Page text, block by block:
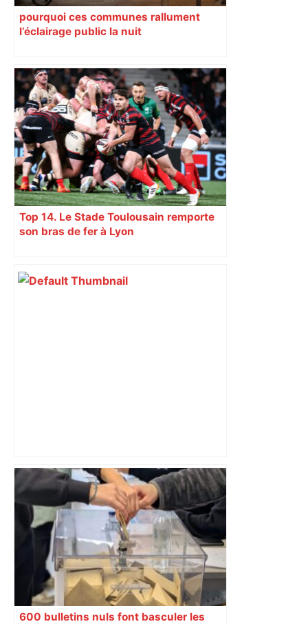
pourquoi ces communes rallument
l’éclairage public la nuit
Top 14. Le Stade Toulousain remporte
son bras de fer à Lyon
Un Airbus pas comme les autres :
l’étonnante histoire de l' Airbus A220 –
ici.fr
600 bulletins nuls font basculer les